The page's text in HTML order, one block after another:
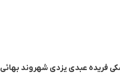
عبدی یزدی شهروند بهائی ۶۲ ساله